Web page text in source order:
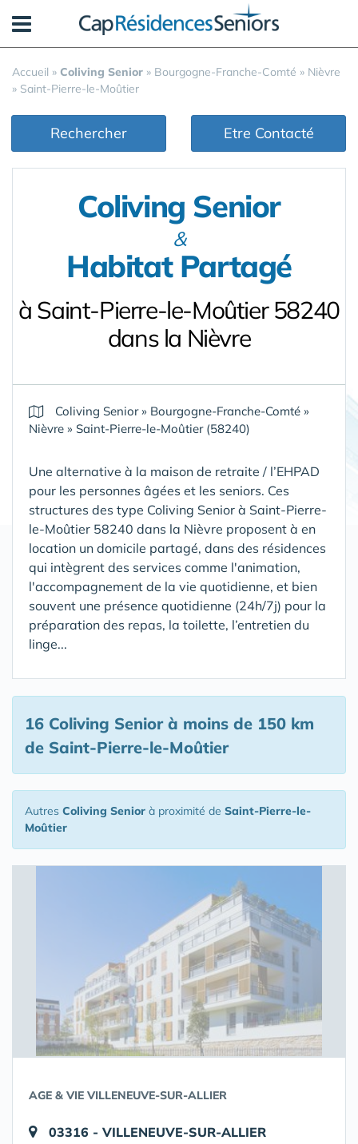
Accueil » Coliving Senior » Bourgogne-Franche-Comté » Nièvre
» Saint-Pierre-le-Moûtier
Rechercher Etre Contacté
Coliving Senior
&
Habitat Partagé
à Saint-Pierre-le-Moûtier 58240
dans la Nièvre
Coliving Senior» Bourgogne-Franche-Comté »
Nièvre » Saint-Pierre-le-Moûtier (58240)
Une alternative à la maison de retraite / l’EHPAD
pour les personnes âgées et les seniors. Ces
structures des type Coliving Senior à Saint-Pierre-
le-Moûtier 58240 dans la Nièvre proposent à en
location un domicile partagé, dans des résidences
qui intègrent des services comme l'animation,
l'accompagnement de la vie quotidienne, et bien
souvent une présence quotidienne (24h/7j) pour la
préparation des repas, la toilette, l’entretien du
linge...
16 Coliving Seniorà moins de 150 km
de Saint-Pierre-le-Moûtier
Autres Coliving Senior à proximité de Saint-Pierre-le-
Moûtier
AGE & VIE VILLENEUVE-SUR-ALLIER
03316 - VILLENEUVE-SUR-ALLIER